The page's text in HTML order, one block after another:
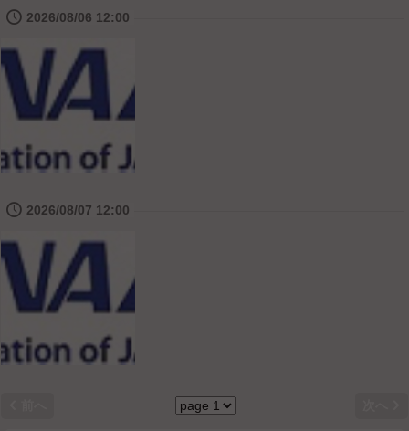
🕔 2026/08/06 12:00
🕔 2026/08/07 12:00